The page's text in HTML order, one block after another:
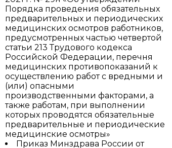
Порядка проведения обязательных
предварительных и периодических
медицинских осмотров работников,
предусмотренных частью четвертой
статьи 213 Трудового кодекса
Российской Федерации, перечня
медицинских противопоказаний к
осуществлению работ с вредными и
(или) опасными
производственными факторами, а
также работам, при выполнении
которых проводятся обязательные
предварительные и периодические
медицинские осмотры»
Приказ Минздрава России от